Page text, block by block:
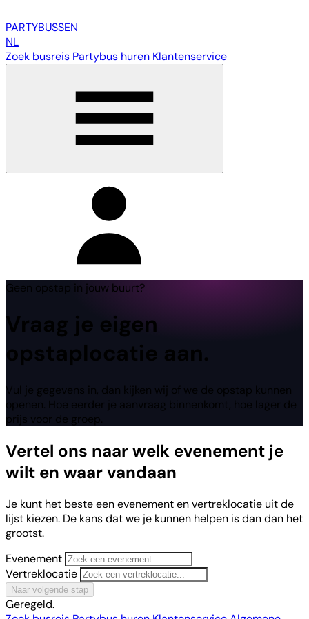
PARTYBUSSEN
NL
Zoek busreis Partybus huren Klantenservice
Geen opstap in jouw buurt?
Vraag je eigen
opstaplocatie aan.
Vul je gegevens in, dan kijken wij of we de opstap kunnen
openen. Hoe eerder je aanvraag binnenkomt, hoe lager de
prijs voor de groep.
Vertel ons naar welk evenement je
wilt en waar vandaan
Je kunt het beste een evenement en vertreklocatie uit de
lijst kiezen. De kans dat we je kunnen helpen is dan dan het
grootst.
Evenement
Vertreklocatie
Naar volgende stap
Geregeld.